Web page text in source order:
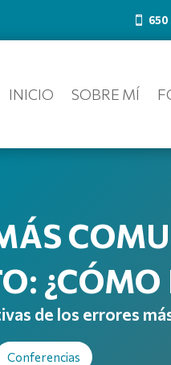
 650
INICIO SOBRE MÍ
¿CÓMO
de los errores
Conferencias